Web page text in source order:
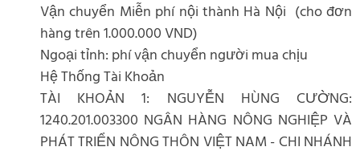
Vận chuyển Miễn phí nội thành Hà Nội (cho đơn
hàng trên 1.000.000 VND)
Ngoại tỉnh: phí vận chuyển người mua chịu
Hệ Thống Tài Khoản
TÀI KHOẢN 1: NGUYỄN HÙNG CƯỜNG:
1240.201.003300 NGÂN HÀNG NÔNG NGHIỆP VÀ
PHÁT TRIỂN NÔNG THÔN VIỆT NAM - CHI NHÁNH